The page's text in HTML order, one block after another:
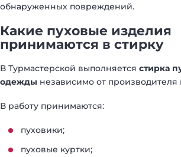
обнаруженных повреждений.
Какие пуховые изделия
принимаются в стирку
В Турмастерской выполняется стирка
одежды независимо от производителя
В работу принимаются:
пуховики;
пуховые куртки;